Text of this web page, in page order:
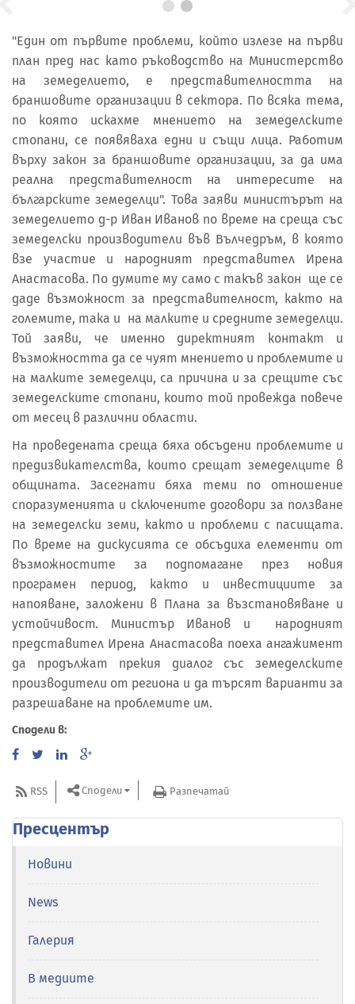
"Един от първите проблеми, който излезе на първи
план пред нас като ръководство на Министерство
на земеделието, е представителността на
браншовите организации в сектора. По всяка тема,
по която искахме мнението на земеделските
стопани, се появяваха едни и същи лица. Работим
върху закон за браншовите организации, за да има
реална представителност на интересите на
българските земеделци". Това заяви министърът на
земеделието д-р Иван Иванов по време на среща със
земеделски производители във Вълчедръм, в която
взе участие и народният представител Ирена
Анастасова. По думите му само с такъв закон ще се
даде възможност за представителност, както на
големите, така и на малките и средните земеделци.
Той заяви, че именно директният контакт и
възможността да се чуят мнението и проблемите и
на малките земеделци, са причина и за срещите със
земеделските стопани, които той провежда повече
от месец в различни области.
На проведената среща бяха обсъдени проблемите и
предизвикателства, които срещат земеделците в
общината. Засегнати бяха теми по отношение
споразуменията и сключените договори за ползване
на земеделски земи, както и проблеми с пасищата.
По време на дискусията се обсъдиха елементи от
възможностите за подпомагане през новия
програмен период, както и инвестициите за
напояване, заложени в Плана за възстановяване и
устойчивост. Министър Иванов и народният
представител Ирена Анастасова поеха ангажимент
да продължат прекия диалог със земеделските
производители от региона и да търсят варианти за
разрешаване на проблемите им.
Сподели в:
RSS Сподели Разпечатай
Пресцентър
Новини
News
Галерия
В медиите